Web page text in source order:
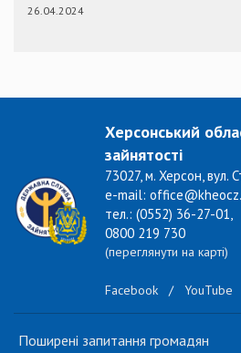
26.04.2024
Херсонський
зайнятості
73027, м. Херсон, вул.
e-mail:
тел.: (0552) 36-27-01,
0800 219 730
(переглянути на карті)
Facebook / YouTube
Поширені запитання громадян